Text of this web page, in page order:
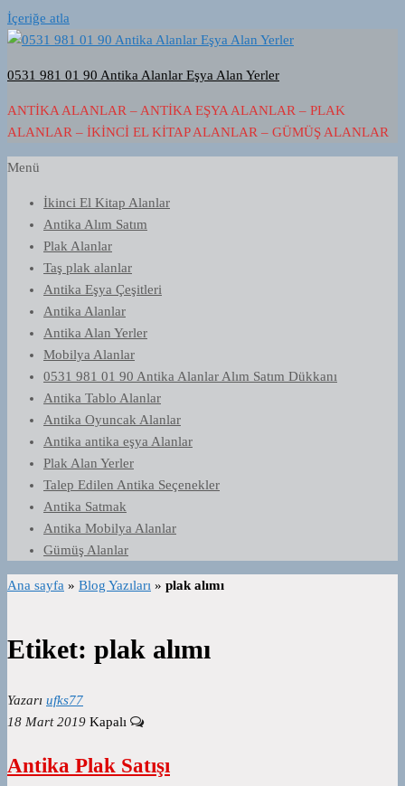
İçeriğe atla
0531 981 01 90 Antika Alanlar Eşya Alan Yerler
ANTIKA ALANLAR – ANTIKA EŞYA ALANLAR – PLAK
ALANLAR – İKINCI EL KITAP ALANLAR – GÜMÜŞ ALANLAR
Menü
İkinci El Kitap Alanlar
Antika Alım Satım
Plak Alanlar
Taş plak alanlar
Antika Eşya Çeşitleri
Antika Alanlar
Antika Alan Yerler
Mobilya Alanlar
0531 981 01 90 Antika Alanlar Alım Satım Dükkanı
Antika Tablo Alanlar
Antika Oyuncak Alanlar
Antika antika eşya Alanlar
Plak Alan Yerler
Talep Edilen Antika Seçenekler
Antika Satmak
Antika Mobilya Alanlar
Gümüş Alanlar
Ana sayfa » Blog Yazıları » plak alımı
Etiket: plak alımı
Yazarı ufks77
18 Mart 2019 Kapalı
Antika Plak Satışı